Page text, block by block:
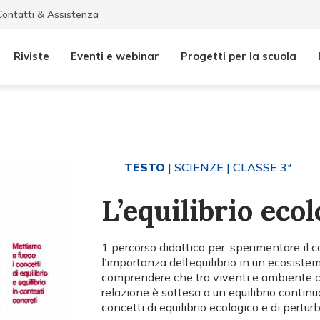
& Assistenza
Riviste Eventi e webinar Progetti per la scuola
TESTO | SCIENZE | CLASSE 3ª
L’equilibrio
1 percorso didattico per: sperimentare il
l’importanza dell’equilibrio in un
comprendere che tra viventi e ambiente
relazione è sottesa a un equilibrio
concetti di equilibrio ecologico e di